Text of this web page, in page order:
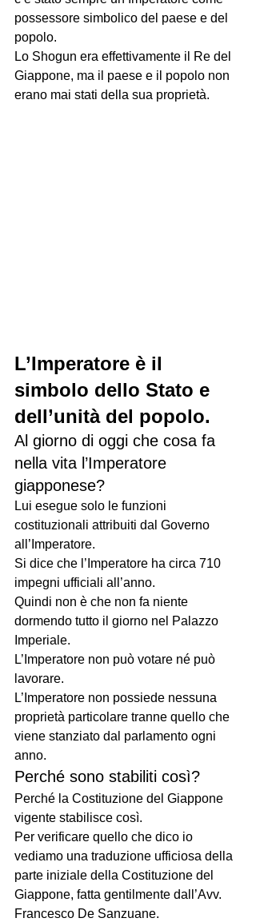
possessore simbolico del paese e del
popolo.
Lo Shogun era effettivamente il Re del
Giappone, ma il paese e il popolo non
erano mai stati della sua proprietà.
L’Imperatore è il
simbolo dello Stato e
dell’unità del popolo.
Al giorno di oggi che cosa fa
nella vita l’Imperatore
giapponese?
Lui esegue solo le funzioni
costituzionali attribuiti dal Governo
all’Imperatore.
Si dice che l’Imperatore ha circa 710
impegni ufficiali all’anno.
Quindi non è che non fa niente
dormendo tutto il giorno nel Palazzo
Imperiale.
L’Imperatore non può votare né può
lavorare.
L’Imperatore non possiede nessuna
proprietà particolare tranne quello che
viene stanziato dal parlamento ogni
anno.
Perché sono stabiliti così?
Perché la Costituzione del Giappone
vigente stabilisce così.
Per verificare quello che dico io
vediamo una traduzione ufficiosa della
parte iniziale della Costituzione del
Giappone, fatta gentilmente dall’Avv.
Francesco De Sanzuane.